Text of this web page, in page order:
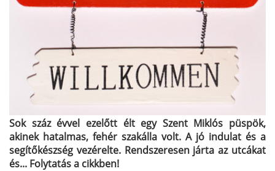
Sok száz évvel ezelőtt élt egy Szent Miklós püspök,
akinek hatalmas, fehér szakálla volt. A jó indulat és a
segítőkészség vezérelte. Rendszeresen járta az utcákat
és... Folytatás a cikkben!